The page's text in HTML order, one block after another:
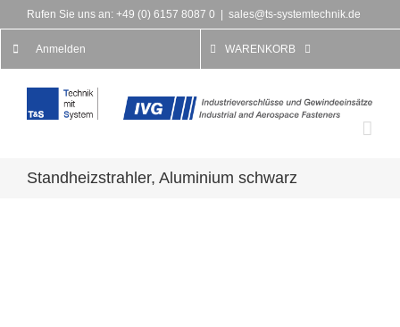
Rufen Sie uns an: +49 (0) 6157 8087 0 sales@ts-systemtechnik.de
Anmelden WARENKORB
Standheizstrahler, Aluminium schwarz